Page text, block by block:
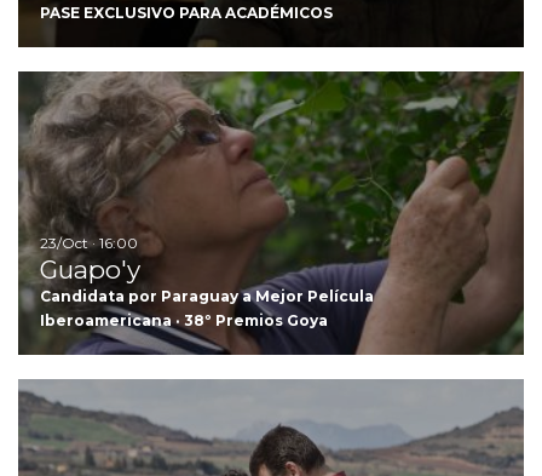
PASE EXCLUSIVO PARA ACADÉMICOS
23/Oct · 16:00
Guapo'y
Candidata por Paraguay a Mejor Película
Iberoamericana · 38º Premios Goya